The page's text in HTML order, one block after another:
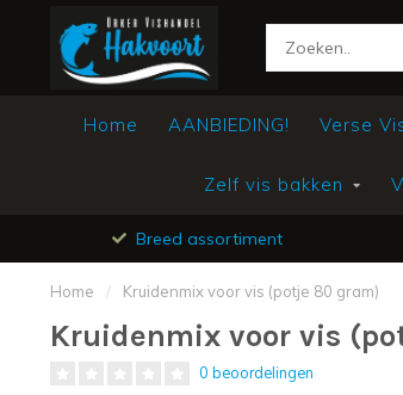
Home AANBIEDING! Verse
Zelf vis bakken
Breed assortiment
Home / Kruidenmix voor vis (potje 80 gram)
Kruidenmix voor vis
0 beoordelingen